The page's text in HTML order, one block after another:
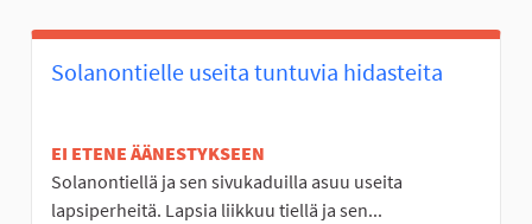
Solanontielle useita tuntuvia hidasteita
EI ETENE ÄÄNESTYKSEEN
Solanontiellä ja sen sivukaduilla asuu useita
lapsiperheitä. Lapsia liikkuu tiellä ja sen...